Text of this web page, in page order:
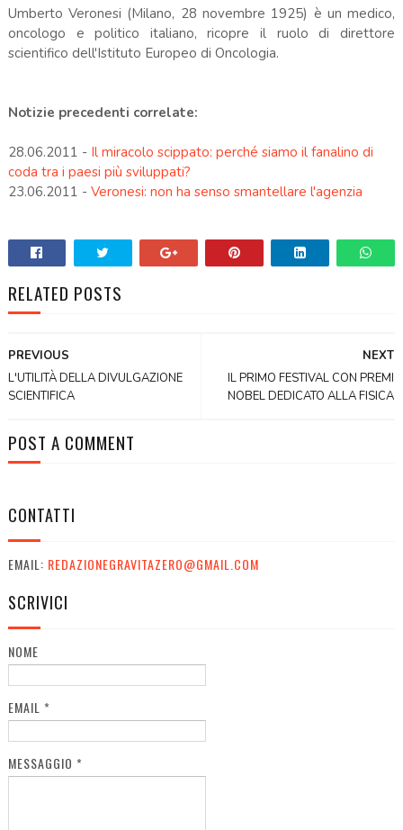
Umberto Veronesi (Milano, 28 novembre 1925) è un medico,
oncologo e politico italiano, ricopre il ruolo di direttore
scientifico dell'Istituto Europeo di Oncologia.
Notizie precedenti correlate:
28.06.2011 - Il miracolo scippato: perché siamo il fanalino di
coda tra i paesi più sviluppati?
23.06.2011 - Veronesi: non ha senso smantellare l'agenzia
RELATED POSTS
NEXT
IL PRIMO FESTIVAL CON PREMI
NOBEL DEDICATO ALLA FISICA
PREVIOUS
L'UTILITÀ DELLA DIVULGAZIONE
SCIENTIFICA
POST A COMMENT
CONTATTI
EMAIL: REDAZIONEGRAVITAZERO@GMAIL.COM
SCRIVICI
NOME
EMAIL *
MESSAGGIO *